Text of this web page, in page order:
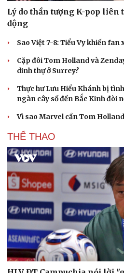
Du lịch
Tư vấn
check-in
Lý do thần tượng K-pop liên
động
Sao Việt 7-8: Tiểu Vy khiến fan
Cặp đôi Tom Holland và
dinh thự ở Surrey?
Thực hư Lưu Hiểu Khánh bị
ngàn cây số đến Bắc Kinh đòi
Vì sao Marvel cần Tom
THỂ THAO